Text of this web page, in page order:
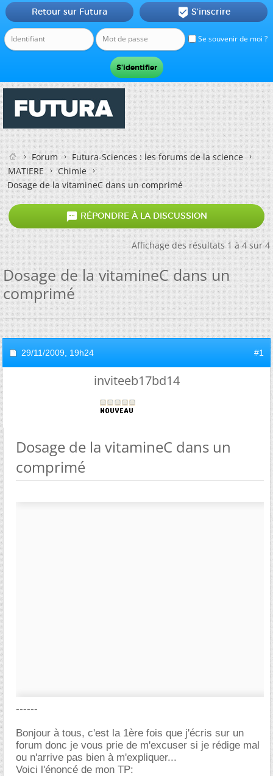
Se souvenir de moi ?
Retour sur Futura  S'inscrire
Forum
Futura-Sciences : les forums de la science
MATIERE
Chimie
Dosage de la vitamineC dans un comprimé
 RÉPONDRE À LA DISCUSSION
Affichage des résultats 1 à 4 sur 4
Dosage de la vitamineC dans un
comprimé
29/11/2009, 19h24 #1
inviteeb17bd14
Dosage de la vitamineC dans un
comprimé
------
Bonjour à tous, c'est la 1ère fois que j'écris sur un
forum donc je vous prie de m'excuser si je rédige mal
ou n'arrive pas bien à m'expliquer...
Voici l'énoncé de mon TP: